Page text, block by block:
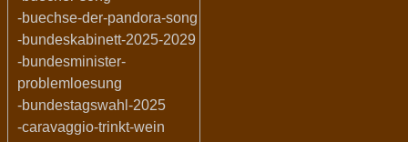
-buechse-der-pandora-song
-bundeskabinett-2025-2029
-bundesminister-
problemloesung
-bundestagswahl-2025
-caravaggio-trinkt-wein